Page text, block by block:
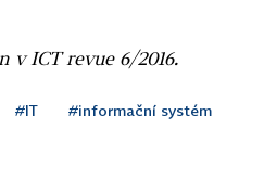
v ICT revue 6/2016.
#IT #informační systém